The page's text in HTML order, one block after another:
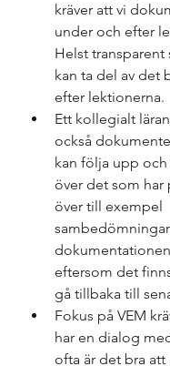
kräver att vi
under och efter
Helst transparent
kan ta del av det
efter lektionerna.
Ett kollegialt
också
kan följa upp
över det som har
över till exempel
eftersom det
gå tillbaka till
Fokus på VEM
har en dialog
ofta är det bra